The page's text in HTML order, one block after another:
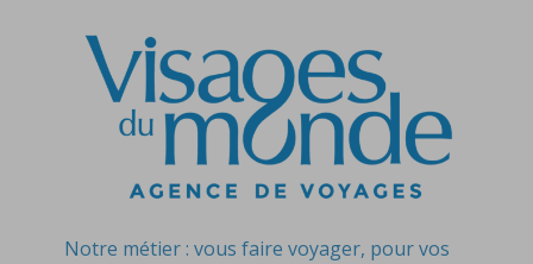
Notre métier : vous faire voyager, pour vos